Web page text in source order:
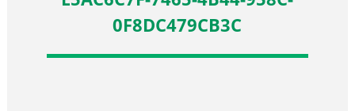
0F8DC479CB3C